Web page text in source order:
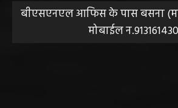
बीएसएनएल आफिस के पास बसना
मोबाईल